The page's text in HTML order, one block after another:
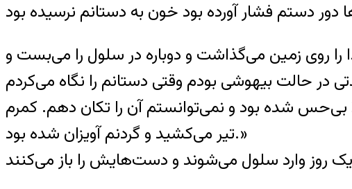
را روی زمین می‌گذاشت و دوباره در سلول را می‌بست و
در حالت بیهوشی بودم وقتی دستانم را نگاه می‌کردم
شده بود و نمی‌توانستم آن را تکان دهم. کمرم
تیر می‌کشید و گردنم آویزان شده بود.»